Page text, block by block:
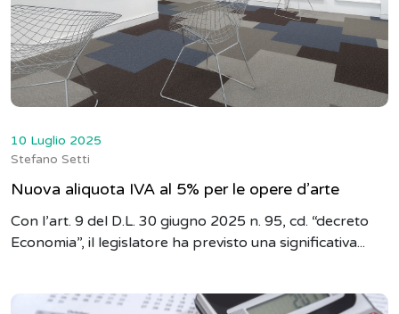
10 Luglio 2025
Stefano Setti
Nuova aliquota IVA al 5% per le opere d’arte
Con l’art. 9 del D.L. 30 giugno 2025 n. 95, cd. “decreto
Economia”, il legislatore ha previsto una significativa...